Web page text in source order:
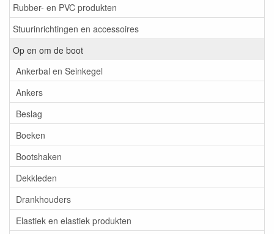
Rubber- en PVC produkten
Stuurinrichtingen en accessoires
Op en om de boot
Ankerbal en Seinkegel
Ankers
Beslag
Boeken
Bootshaken
Dekkleden
Drankhouders
Elastiek en elastiek produkten